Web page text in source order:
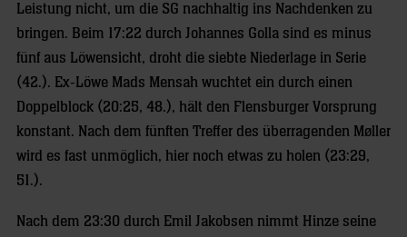
Leistung nicht, um die SG nachhaltig ins Nachdenken zu
bringen. Beim 17:22 durch Johannes Golla sind es minus
fünf aus Löwensicht, droht die siebte Niederlage in Serie
(42.). Ex-Löwe Mads Mensah wuchtet ein durch einen
Doppelblock (20:25, 48.), hält den Flensburger Vorsprung
konstant. Nach dem fünften Treffer des überragenden Møller
wird es fast unmöglich, hier noch etwas zu holen (23:29,
51.).
Nach dem 23:30 durch Emil Jakobsen nimmt Hinze seine